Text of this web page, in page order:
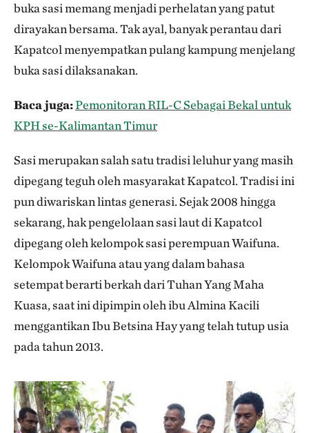
buka sasi memang menjadi perhelatan yang patut
dirayakan bersama. Tak ayal, banyak perantau dari
Kapatcol menyempatkan pulang kampung menjelang
buka sasi dilaksanakan.
Baca juga:Pemonitoran RIL-C Sebagai Bekal untuk
KPH se-Kalimantan Timur
Sasi merupakan salah satu tradisi leluhur yang masih
dipegang teguh oleh masyarakat Kapatcol. Tradisi ini
pun diwariskan lintas generasi. Sejak 2008 hingga
sekarang, hak pengelolaan sasi laut di Kapatcol
dipegang oleh kelompok sasi perempuan Waifuna.
Kelompok Waifuna atau yang dalam bahasa
setempat berarti berkah dari Tuhan Yang Maha
Kuasa, saat ini dipimpin oleh ibu Almina Kacili
menggantikan Ibu Betsina Hay yang telah tutup usia
pada tahun 2013.